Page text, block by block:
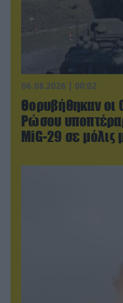
06.08.2026 | 00:02
Θορυβήθηκαν οι
Ρώσου
MiG-29 σε μόλις